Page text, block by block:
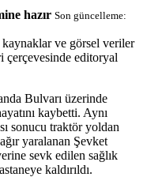
hazır Son güncelleme:
ve görsel veriler
editoryal
Bulvarı üzerinde
kaybetti. Aynı
sonucu traktör yoldan
yaralanan Şevket
sevk edilen sağlık
kaldırıldı.